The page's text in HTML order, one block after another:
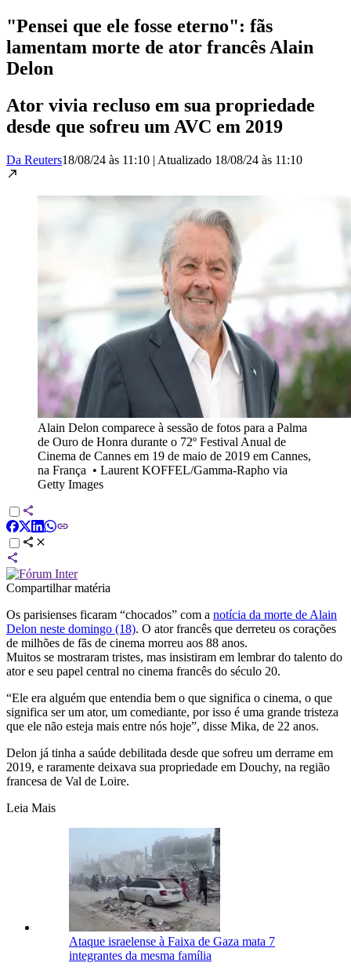
"Pensei que ele fosse eterno": fãs
lamentam morte de ator francês Alain
Delon
Ator vivia recluso em sua propriedade
desde que sofreu um AVC em 2019
Da Reuters18/08/24 às 11:10 | Atualizado 18/08/24 às 11:10
Alain Delon comparece à sessão de fotos para a Palma
de Ouro de Honra durante o 72º Festival Anual de
Cinema de Cannes em 19 de maio de 2019 em Cannes,
na França • Laurent KOFFEL/Gamma-Rapho via
Getty Images
Compartilhar matéria
Os parisienses ficaram “chocados” com a notícia da morte de Alain
Delon neste domingo (18). O ator francês que derreteu os corações
de milhões de fãs de cinema morreu aos 88 anos.
Muitos se mostraram tristes, mas insistiram em lembrar do talento do
ator e seu papel central no cinema francês do século 20.
“Ele era alguém que entendia bem o que significa o cinema, o que
significa ser um ator, um comediante, por isso é uma grande tristeza
que ele não esteja mais entre nós hoje”, disse Mika, de 22 anos.
Delon já tinha a saúde debilitada desde que sofreu um derrame em
2019, e raramente deixava sua propriedade em Douchy, na região
francesa de Val de Loire.
Leia Mais
Ataque israelense à Faixa de Gaza mata 7
integrantes da mesma família